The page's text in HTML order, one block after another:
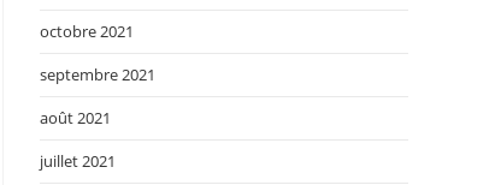
octobre 2021
septembre 2021
août 2021
juillet 2021